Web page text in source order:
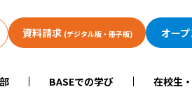
BASEでの学び 在校生
資料請求 (デジタル版・冊子版) オープ